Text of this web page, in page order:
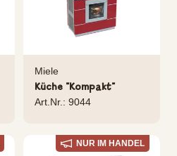
Miele
Küche "Kompakt"
Art.Nr.: 9044
NUR IM HANDEL